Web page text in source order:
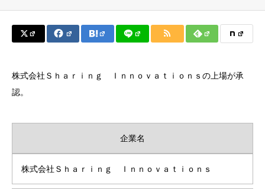
株式会社Ｓｈａｒｉｎｇ Ｉｎｎｏｖａｔｉｏｎｓの上場が承
認。
企業名
株式会社Ｓｈａｒｉｎｇ Ｉｎｎｏｖａｔｉｏｎｓ